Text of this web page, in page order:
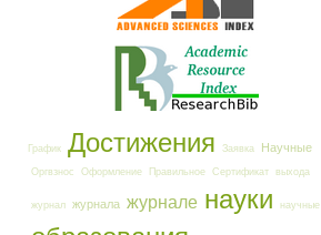
График Достижения Заявка Научные
Оргвзнос Оформление Правильное Сертификат выхода
журнал журнала журнале науки научные